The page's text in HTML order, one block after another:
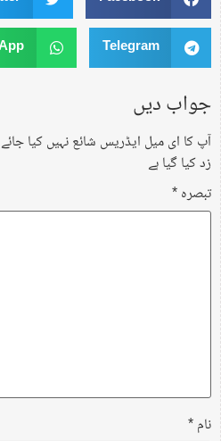
Telegram
جواب دیں
آپ کا ای میل ایڈریس شائع نہیں کیا جائے
زد کیا گیا ہے
تبصرہ*
نام*